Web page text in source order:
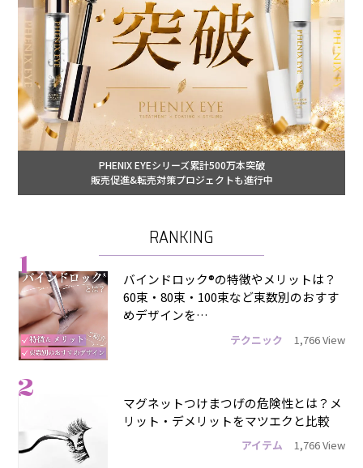
PHENIX EYEシリーズ累計500万本突破
販売促進&転売対策プロジェクトも進行中
RANKING
1
バインドロック®の特徴やメリットは？
60束・80束・100束など束数別のおすす
めデザインを…
テクニック 1,766 View
2
マグネットつけまつげの危険性とは？メ
リット・デメリットをマツエクと比較
アイテム 1,766 View